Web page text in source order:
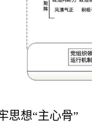
思想“主心骨”